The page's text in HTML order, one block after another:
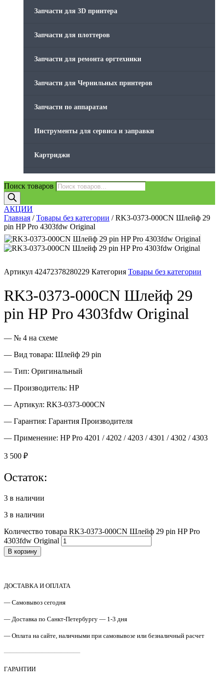
Стяжки для кабеля
Товары без категории
Товары для заправки
Фольга , изолента, скотч и тд
Запчасти для 3D принтера
Запчасти для плоттеров
Запчасти для ремонта оргтехники
Запчасти для Чернильных принтеров
Запчасти по аппаратам
Инструменты для сервиса и заправки
Картриджи
Память для принтера
Печатающая головка для принтера
Ремонт принтера. Услуги Сервисного центра.
Скрепки для финишера
Товары без категории
Фольга , изолента, скотч и тд
Поиск товаров
АКЦИИ
Главная /Товары без категории / RK3-0373-000CN Шлейф 29
pin HP Pro 4303fdw Original
Артикул 42472378280229 Категория Товары без категории
RK3-0373-000CN Шлейф 29
pin HP Pro 4303fdw Original
— № 4 на схеме
— Вид товара: Шлейф 29 pin
— Тип: Оригинальный
— Производитель: HP
— Артикул: RK3-0373-000CN
— Гарантия: Гарантия Производителя
— Применение: HP Pro 4201 / 4202 / 4203 / 4301 / 4302 / 4303
3 500 ₽
Остаток:
3 в наличии
3 в наличии
Количество товара RK3-0373-000CN Шлейф 29 pin HP Pro
4303fdw Original
В корзину
ДОСТАВКА И ОПЛАТА
— Самовывоз сегодня
— Доставка по Санкт-Петербургу — 1-3 дня
— Оплата на сайте, наличными при самовывозе или безналичный расчет
————————————
ГАРАНТИИ